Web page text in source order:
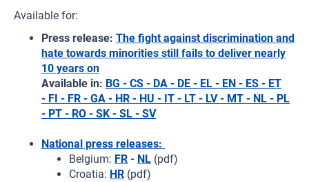
Available for:
Press release: The fight against discrimination and
hate towards minorities still fails to deliver nearly
10 years on
Available in: BG - CS - DA - DE - EL - EN - ES - ET
- FI - FR - GA - HR - HU - IT - LT - LV - MT - NL - PL
- PT - RO - SK - SL - SV
National press releases:
Belgium: FR - NL (pdf)
Croatia: HR (pdf)